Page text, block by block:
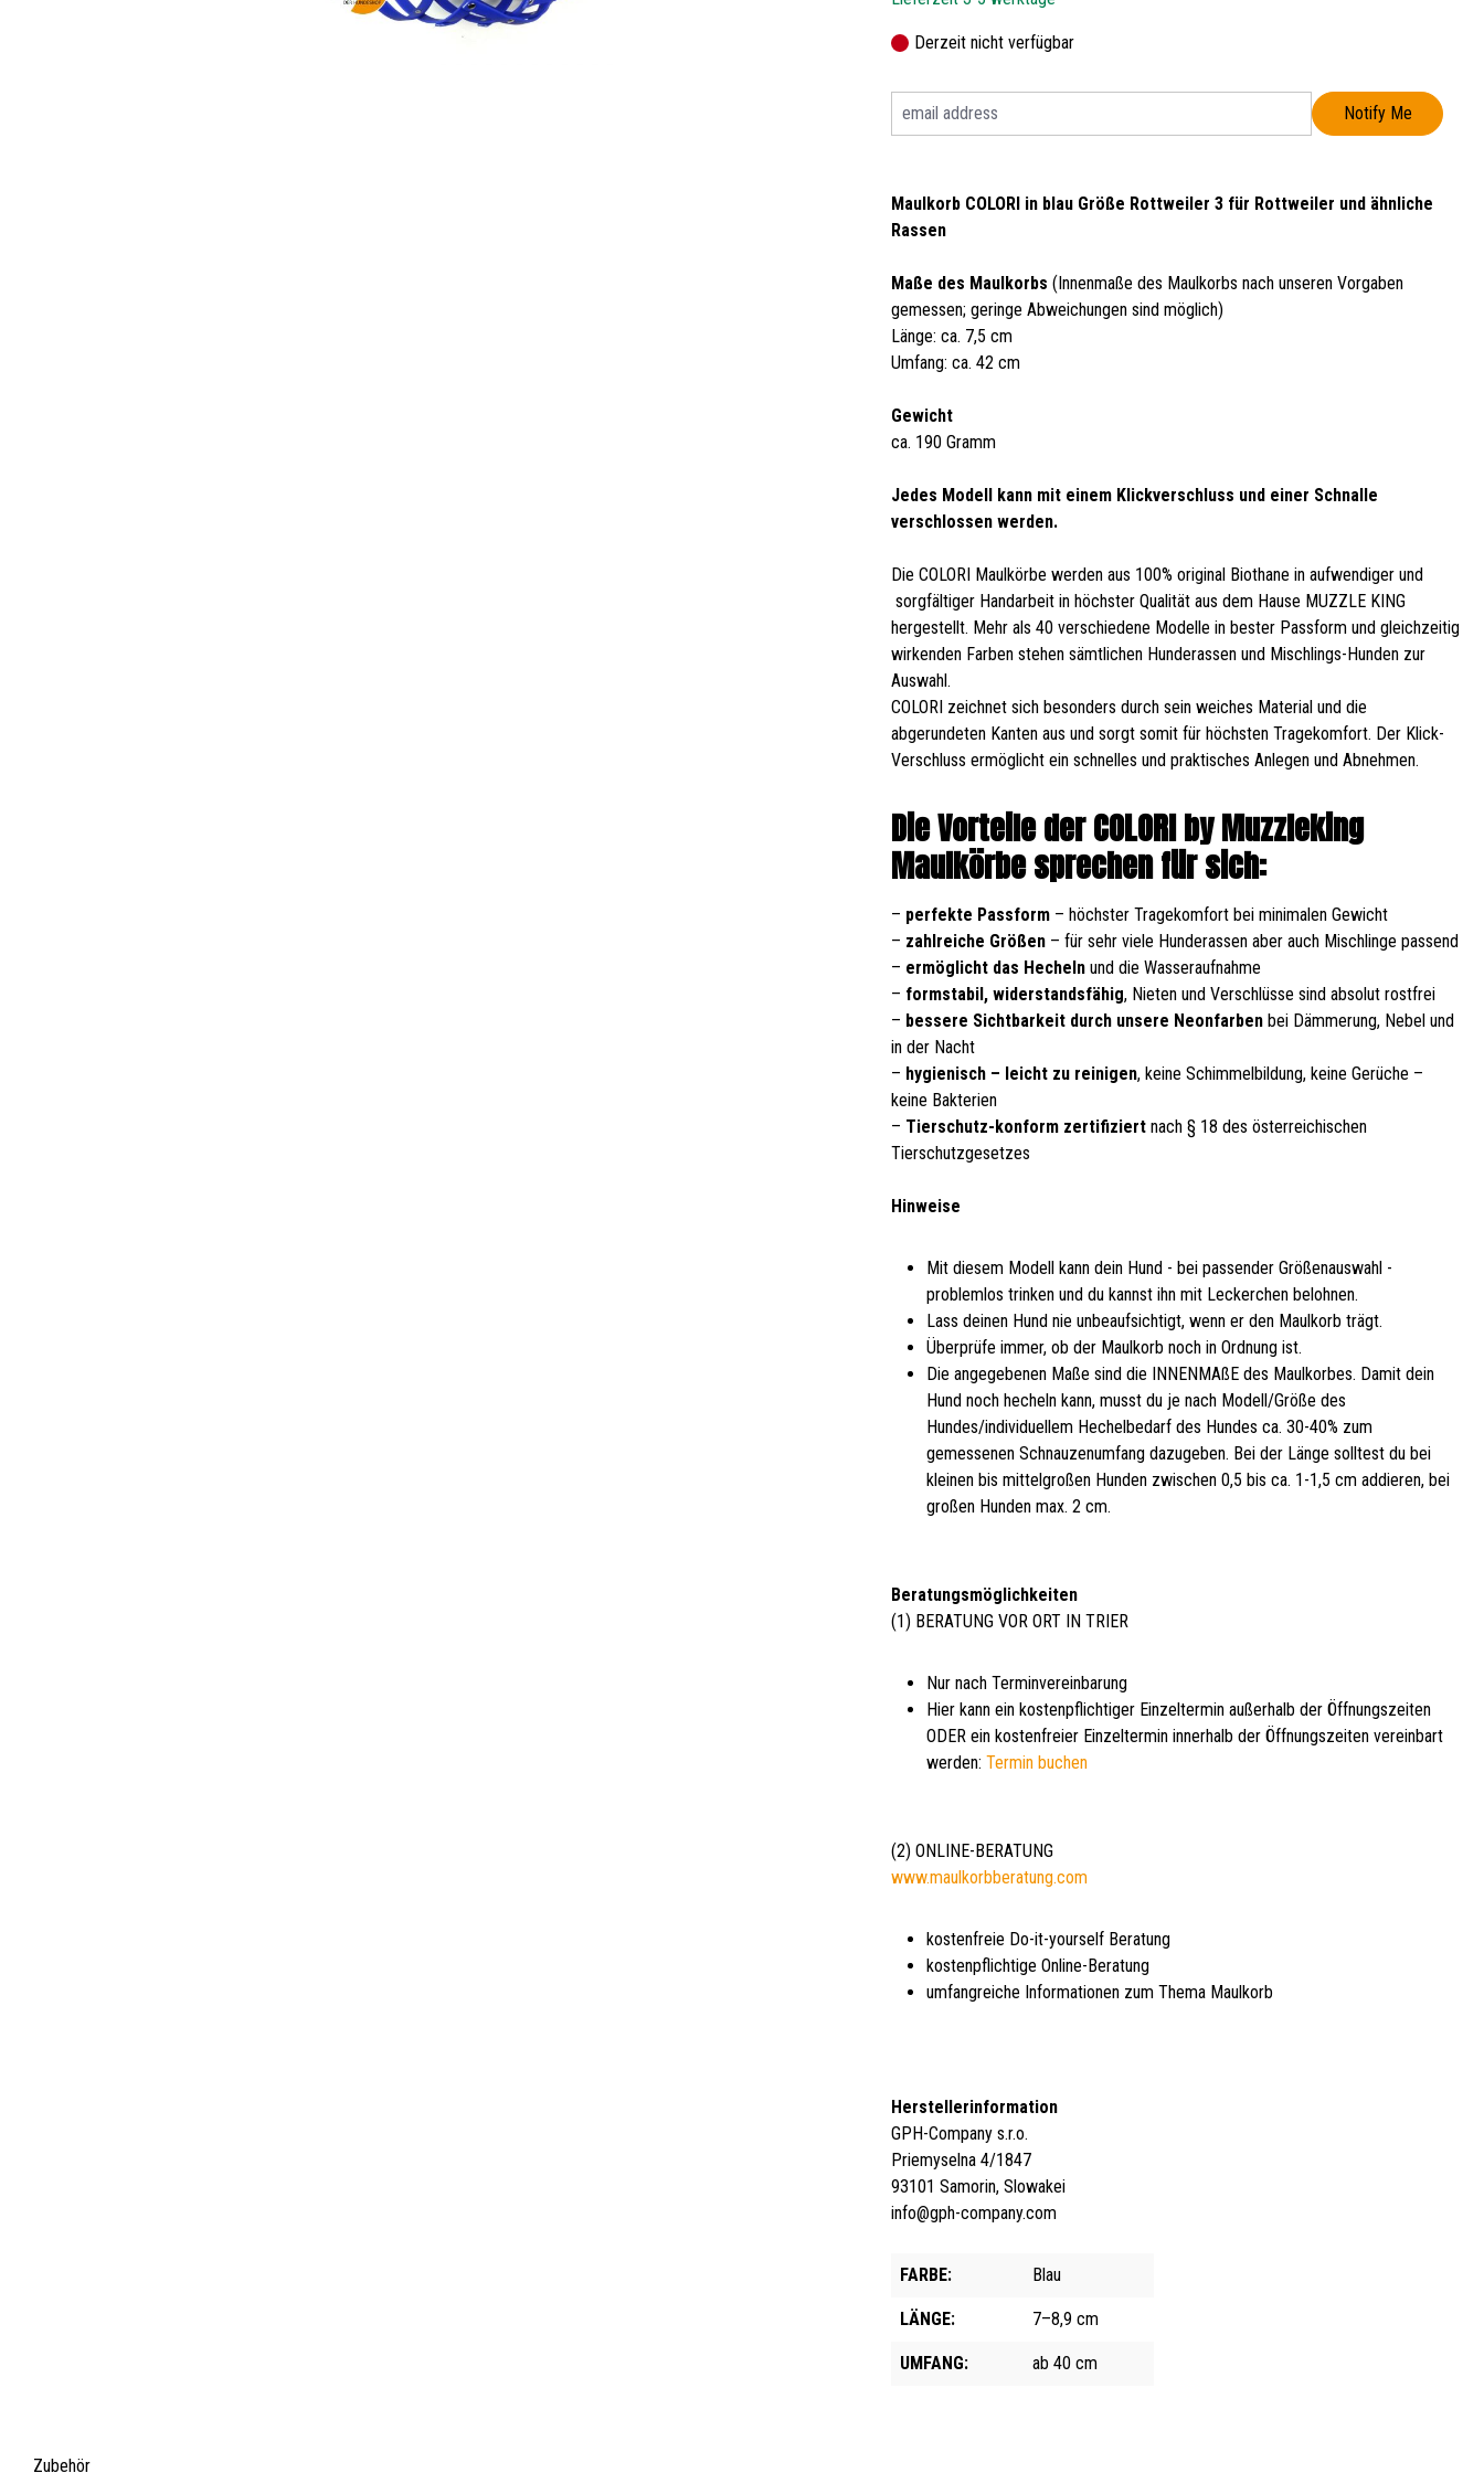
Derzeit nicht verfügbar
Notify Me
Maulkorb COLORI in blau Größe Rottweiler 3 für Rottweiler und ähnliche
Rassen
Maße des Maulkorbs (Innenmaße des Maulkorbs nach unseren Vorgaben
gemessen; geringe Abweichungen sind möglich)
Länge: ca. 7,5 cm
Umfang: ca. 42 cm
Gewicht
ca. 190 Gramm
Jedes Modell kann mit einem Klickverschluss und einer Schnalle
verschlossen werden.
Die COLORI Maulkörbe werden aus 100% original Biothane in aufwendiger und
sorgfältiger Handarbeit in höchster Qualität aus dem Hause MUZZLE KING
hergestellt. Mehr als 40 verschiedene Modelle in bester Passform und gleichzeitig
wirkenden Farben stehen sämtlichen Hunderassen und Mischlings-Hunden zur
Auswahl.
COLORI zeichnet sich besonders durch sein weiches Material und die
abgerundeten Kanten aus und sorgt somit für höchsten Tragekomfort. Der Klick-
Verschluss ermöglicht ein schnelles und praktisches Anlegen und Abnehmen.
Die Vorteile der COLORI by Muzzleking
Maulkörbe sprechen für sich:
– perfekte Passform – höchster Tragekomfort bei minimalen Gewicht
– zahlreiche Größen – für sehr viele Hunderassen aber auch Mischlinge passend
– ermöglicht das Hecheln und die Wasseraufnahme
– formstabil, widerstandsfähig, Nieten und Verschlüsse sind absolut rostfrei
– bessere Sichtbarkeit durch unsere Neonfarben bei Dämmerung, Nebel und
in der Nacht
– hygienisch – leicht zu reinigen, keine Schimmelbildung, keine Gerüche –
keine Bakterien
– Tierschutz-konform zertifiziert nach § 18 des österreichischen
Tierschutzgesetzes
Hinweise
Mit diesem Modell kann dein Hund - bei passender Größenauswahl -
problemlos trinken und du kannst ihn mit Leckerchen belohnen.
Lass deinen Hund nie unbeaufsichtigt, wenn er den Maulkorb trägt.
Überprüfe immer, ob der Maulkorb noch in Ordnung ist.
Die angegebenen Maße sind die INNENMAßE des Maulkorbes. Damit dein
Hund noch hecheln kann, musst du je nach Modell/Größe des
Hundes/individuellem Hechelbedarf des Hundes ca. 30-40% zum
gemessenen Schnauzenumfang dazugeben. Bei der Länge solltest du bei
kleinen bis mittelgroßen Hunden zwischen 0,5 bis ca. 1-1,5 cm addieren, bei
großen Hunden max. 2 cm.
Beratungsmöglichkeiten
(1) BERATUNG VOR ORT IN TRIER
Nur nach Terminvereinbarung
Hier kann ein kostenpflichtiger Einzeltermin außerhalb der Öffnungszeiten
ODER ein kostenfreier Einzeltermin innerhalb der Öffnungszeiten vereinbart
werden:Termin buchen
(2) ONLINE-BERATUNG
www.maulkorbberatung.com
kostenfreie Do-it-yourself Beratung
kostenpflichtige Online-Beratung
umfangreiche Informationen zum Thema Maulkorb
Herstellerinformation
GPH-Company s.r.o.
Priemyselna 4/1847
93101 Samorin, Slowakei
info@gph-company.com
FARBE: Blau
LÄNGE: 7–8,9 cm
UMFANG: ab 40 cm
Zubehör